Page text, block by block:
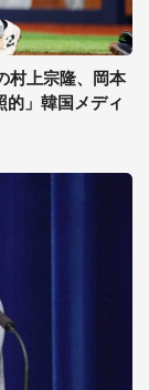
村上宗隆、岡本
的」韓国メディ